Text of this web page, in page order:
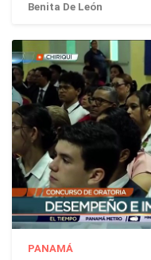
Benita De León
PANAMÁ